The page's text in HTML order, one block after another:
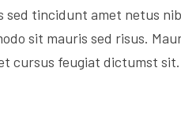
tincidunt amet netus
sit mauris sed risus.
cursus feugiat dictumst sit.